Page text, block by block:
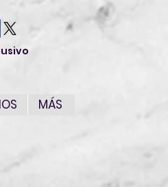
MÁS